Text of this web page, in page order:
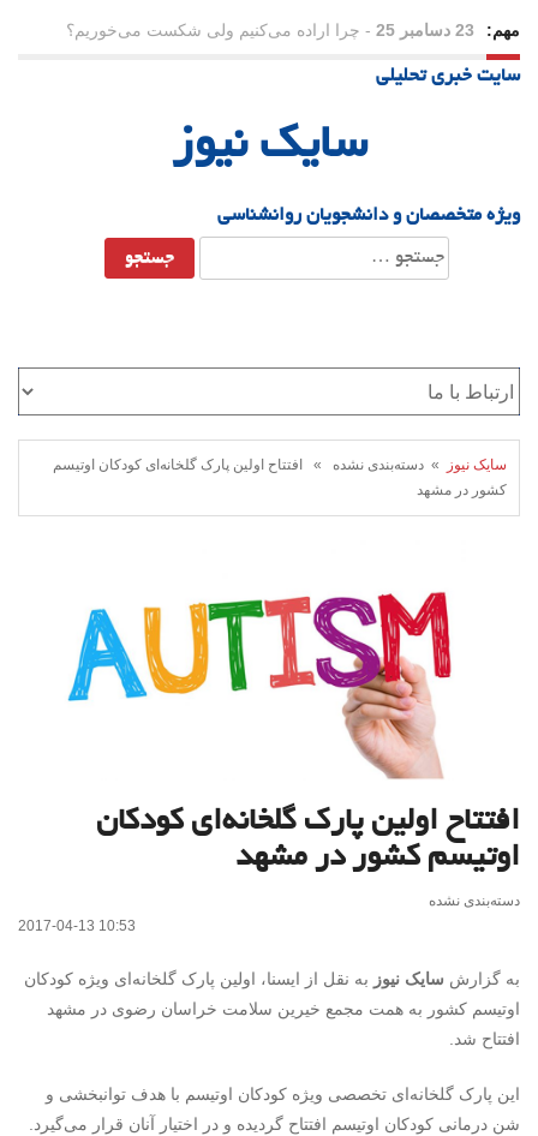
مهم: 23 دسامبر 25 - چرا اراده می‌کنیم ولی شکست می‌خوریم؟
21 دسامبر 25
سایت خبری تحلیلی
سایک نیوز
ویژه متخصصان و دانشجویان روانشناسی
جستجو
برای:
سایک نیوز
» دسته‌بندی نشده » افتتاح اولین پارک گلخانه‌ای کودکان اوتیسم
کشور در مشهد
افتتاح اولین پارک گلخانه‌ای کودکان
اوتیسم کشور در مشهد
دسته‌بندی نشده
2017-04-13 10:53
به گزارش سایک نیوز به نقل از ایسنا، اولین پارک گلخانه‌ای ویژه کودکان
اوتیسم کشور به همت مجمع خیرین سلامت خراسان رضوی در مشهد
افتتاح شد.
این پارک گلخانه‌ای تخصصی ویژه کودکان اوتیسم با هدف توانبخشی و
شن درمانی کودکان اوتیسم افتتاح گردیده و در اختیار آنان قرار می‌گیرد.